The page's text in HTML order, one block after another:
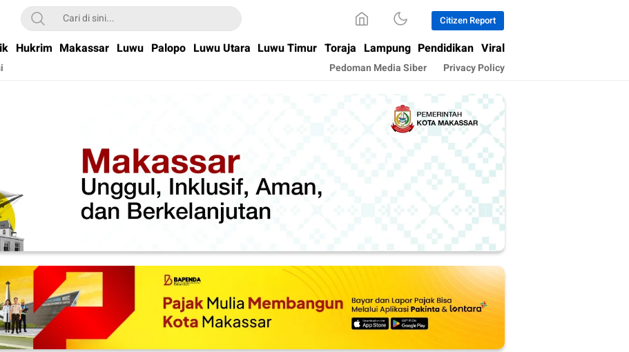
Citizen Report
Hukrim Makassar Luwu Palopo Luwu Utara Luwu Timur Toraja Lampung Pendidikan Viral
Pedoman Media Siber Privacy Policy